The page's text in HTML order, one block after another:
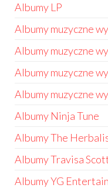
Albumy LP
Albumy muzyczne
Albumy muzyczne
Albumy muzyczne
Albumy muzyczne
Albumy Ninja Tune
Albumy The
Albumy Travisa
Albumy YG